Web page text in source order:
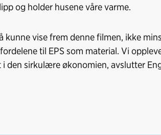
og holder husene våre varme.
kunne vise frem denne filmen, ikke
til EPS som material. Vi
den sirkulære økonomien, avslutter